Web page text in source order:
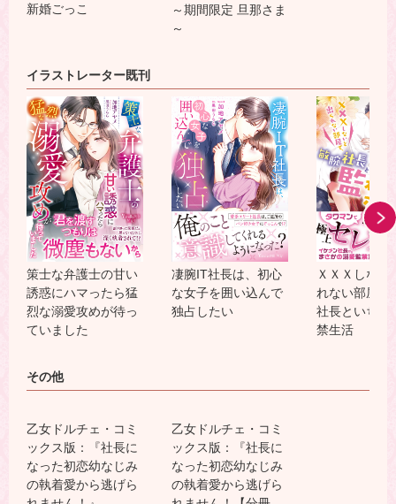
新婚ごっこ
～期間限定 旦那さま
～
イラストレーター既刊
策士な弁護士の甘い
誘惑にハマったら猛
烈な溺愛攻めが待っ
ていました
凄腕IT社長は、初心
な女子を囲い込んで
独占したい
ＸＸＸしない
れない部屋で
社長といちゃ
禁生活
その他
乙女ドルチェ・コミ
ックス版：『社長に
なった初恋幼なじみ
の執着愛から逃げら
乙女ドルチェ・コミ
ックス版：『社長に
なった初恋幼なじみ
の執着愛から逃げら